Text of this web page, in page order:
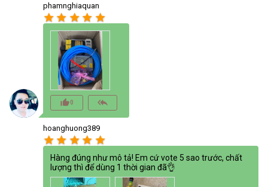
phamnghiaquan
star star star star star
thumb_up_alt0 reply_all
hoanghuong389
star star star star star
Hàng đúng như mô tả! Em cứ vote 5 sao trước, chất
lượng thì để dùng 1 thời gian đã👌